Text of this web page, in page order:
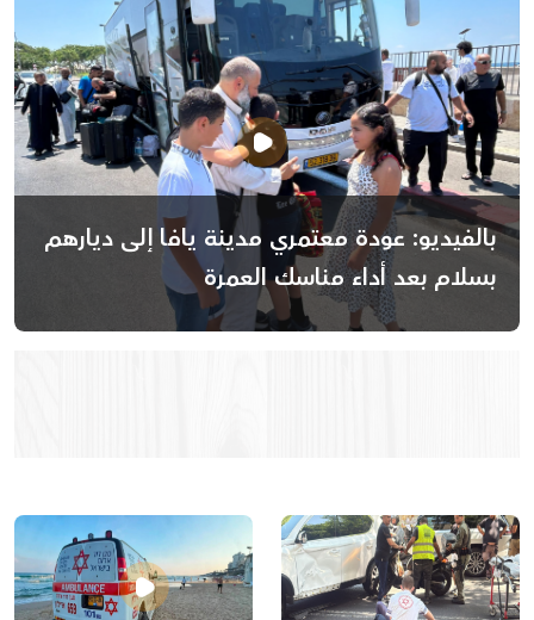
مجدي 2026-08-07 5:50 PM
الطيبة: ثلاثة مصابين بجروح خطيرة ومتوسطة إثر تعرضهم
للطعن
باسل 2026-08-07 4:08 PM
تركيا والسعودية وباكستان ستوقع اتفاقية دفاعية مشتركة
مجدي 2026-08-07 11:15 AM
رئيس الموساد يقيل مسؤولين بارزين بعد إخفاق في تحقيق
بالفيديو: عودة معتمري مدينة يافا إلى ديارهم
بسلام بعد أداء مناسك العمرة